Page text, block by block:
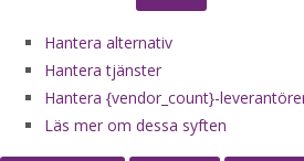
Hantera alternativ
Hantera tjänster
Hantera {vendor_count}-
Läs mer om dessa syften